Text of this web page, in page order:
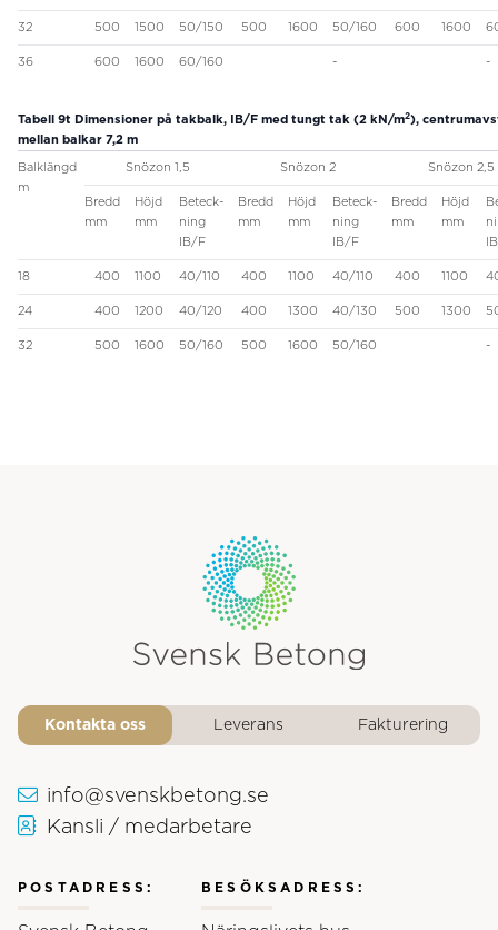
32 500 1500 50/150 500 1600 50/160 600 1600
36 600 1600 60/160 - -
Tabell 9t Dimensioner på takbalk, IB/F med tungt tak (2 kN/m2),
mellan balkar 7,2 m
Balklängd
m
Snözon 1,5 Snözon 2 Snözon 2,5
Bredd
mm
Höjd
mm
Beteck-
ning
IB/F
Bredd
mm
Höjd
mm
Beteck-
ning
IB/F
Bredd
mm
Höjd
mm
18 400 1100 40/110 400 1100 40/110 400 1100
24 400 1200 40/120 400 1300 40/130 500 1300
32 500 1600 50/160 500 1600 50/160 -
Kontakta oss Leverans Fakturering
info@svenskbetong.se
Kansli / medarbetare
POSTADRESS: BESÖKSADRESS: